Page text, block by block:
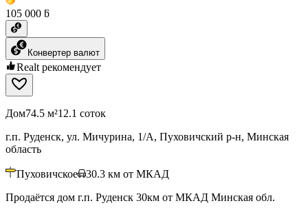
105 000 ƃ
Конвертер валют
Realt рекомендует
Дом74.5 м²12.1 соток
г.п. Руденск, ул. Мичурина, 1/А, Пуховичский р-н, Минская
область
Пуховичское 30.3 км от МКАД
Продаётся дом г.п. Руденск 30км от МКАД Минская обл.